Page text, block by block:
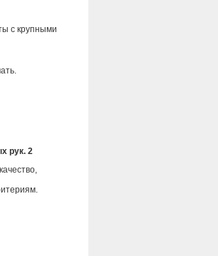
с крупными